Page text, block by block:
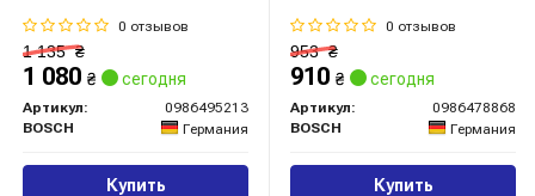
0 отзывов
1 135₴
1 080 ₴ сегодня
Артикул:
0986495213
BOSCH
Германия
Купить
0 отзывов
953₴
910 ₴ сегодня
Артикул:
0986478868
BOSCH
Германия
Купить